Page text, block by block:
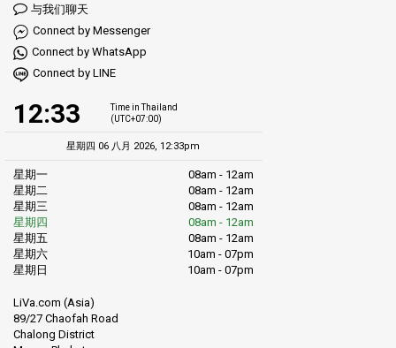
与我们聊天
Connect by Messenger
Connect by WhatsApp
Connect by LINE
12:33
Time in Thailand
(UTC+07:00)
星期四 06 八月 2026, 12:33pm
星期一
08am - 12am
星期二
08am - 12am
星期三
08am - 12am
星期四
08am - 12am
星期五
08am - 12am
星期六
10am - 07pm
星期日
10am - 07pm
LiVa.com (Asia)
89/27 Chaofah Road
Chalong District